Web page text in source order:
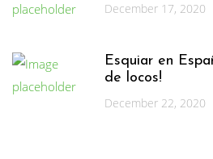
December 17, 2020
Esquiar en
de locos!
December 22, 2020